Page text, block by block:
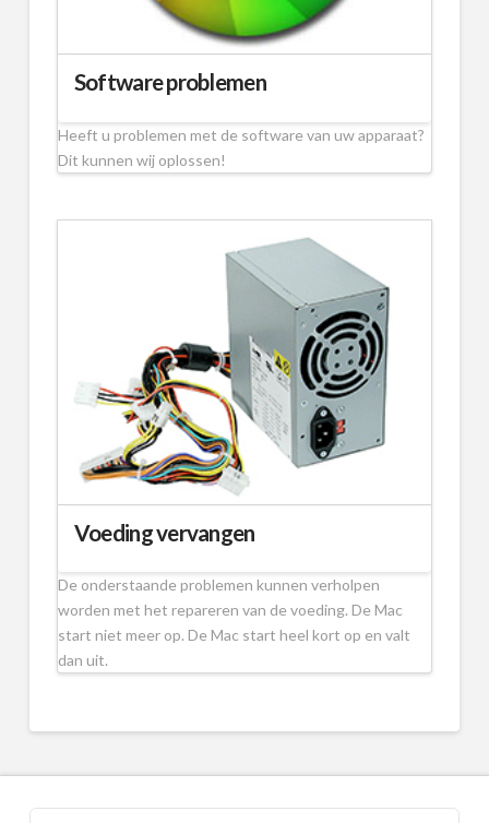
Software problemen
Heeft u problemen met de software van uw apparaat?
Dit kunnen wij oplossen!
Voeding vervangen
De onderstaande problemen kunnen verholpen
worden met het repareren van de voeding. De Mac
start niet meer op. De Mac start heel kort op en valt
dan uit.